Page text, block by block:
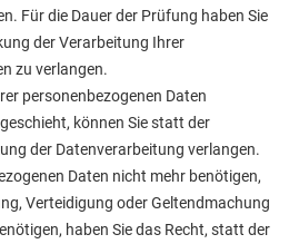
Für die Dauer der Prüfung haben Sie
der Verarbeitung Ihrer
zu verlangen.
personenbezogenen Daten
können Sie statt der
der Datenverarbeitung verlangen.
Daten nicht mehr benötigen,
Verteidigung oder Geltendmachung
haben Sie das Recht, statt der